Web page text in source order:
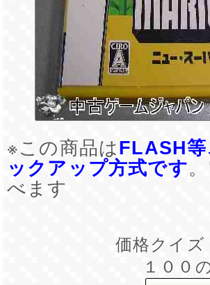
※この商品はFLASH
ックアップ方式です
べます
価格クイ
１００